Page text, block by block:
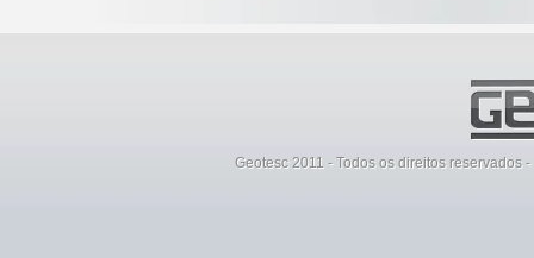
Geotesc 2011 - Todos os direitos reservados